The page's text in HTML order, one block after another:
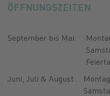
ÖFFNUNGSZEITEN
September bis Mai:
Juni, Juli & August: